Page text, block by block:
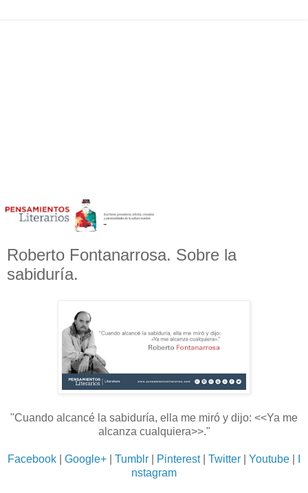
Roberto Fontanarrosa. Sobre la
sabiduría.
"Cuando alcancé la sabiduría, ella me miró y dijo: <<Ya me
alcanza cualquiera>>."
Facebook Google+ Tumblr Pinterest| Twitter Youtube
nstagram